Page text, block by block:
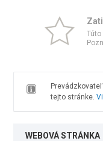
tejto stránke.
WEBOVÁ STRÁNKA